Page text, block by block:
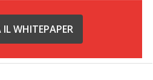
IL WHITEPAPER